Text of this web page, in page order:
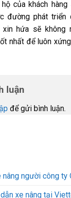
của khách hàng
đường phát triển
hứa sẽ không
nhất để luôn
luận
để gửi bình luận.
người công ty
xe nâng tại